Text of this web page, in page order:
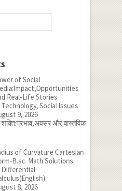
of Social
Real-Life Stories
Technology, Social Issues
9, 2026
शक्ति:प्रभाव,अवसर और वास्तविक
of Curvature Cartesian
B.sc. Math Solutions
Differential
8, 2026